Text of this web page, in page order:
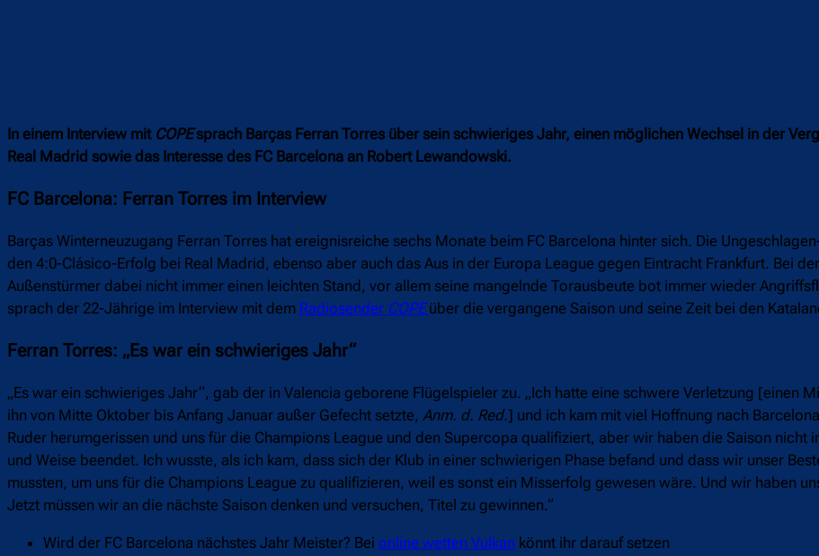
In einem Interview mit COPEsprach Barças Ferran Torres über sein schwieriges Jahr, einen möglichen Wechsel in der
Real Madrid sowie das Interesse des FC Barcelona an Robert Lewandowski.
FC Barcelona: Ferran Torres im Interview
Barças Winterneuzugang Ferran Torres hat ereignisreiche sechs Monate beim FC Barcelona hinter sich. Die
den 4:0-Clásico-Erfolg bei Real Madrid, ebenso aber auch das Aus in der Europa League gegen Eintracht Frankfurt. Bei
Außenstürmer dabei nicht immer einen leichten Stand, vor allem seine mangelnde Torausbeute bot immer wieder
sprach der 22-Jährige im Interview mit dem Radiosender COPEüber die vergangene Saison und seine Zeit bei den
Ferran Torres: „Es war ein schwieriges Jahr“
„Es war ein schwieriges Jahr“, gab der in Valencia geborene Flügelspieler zu. „Ich hatte eine schwere Verletzung [einen
ihn von Mitte Oktober bis Anfang Januar außer Gefecht setzte, Anm. d. Red.] und ich kam mit viel Hoffnung nach
Ruder herumgerissen und uns für die Champions League und den Supercopa qualifiziert, aber wir haben die Saison nicht
und Weise beendet. Ich wusste, als ich kam, dass sich der Klub in einer schwierigen Phase befand und dass wir unser
mussten, um uns für die Champions League zu qualifizieren, weil es sonst ein Misserfolg gewesen wäre. Und wir haben
Jetzt müssen wir an die nächste Saison denken und versuchen, Titel zu gewinnen.“
Wird der FC Barcelona nächstes Jahr Meister? Bei online wetten Vulkan könnt ihr darauf setzen